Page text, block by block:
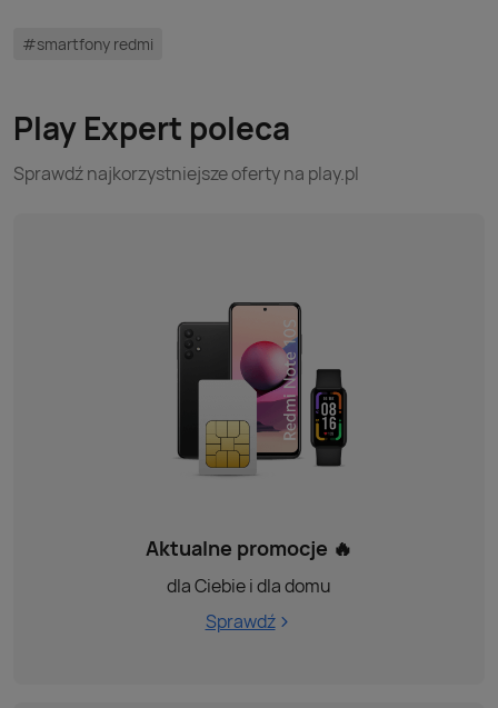
#smartfony redmi
Play Expert poleca
Sprawdź najkorzystniejsze oferty na play.pl
Aktualne promocje 🔥
dla Ciebie i dla domu
Sprawdź